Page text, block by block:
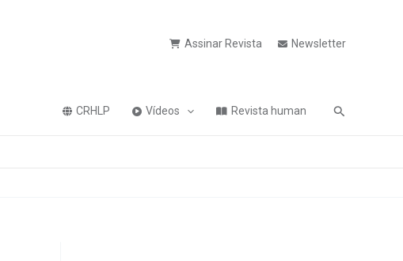
Assinar Revista Newsletter
CRHLP Vídeos Revista human Pesquisa